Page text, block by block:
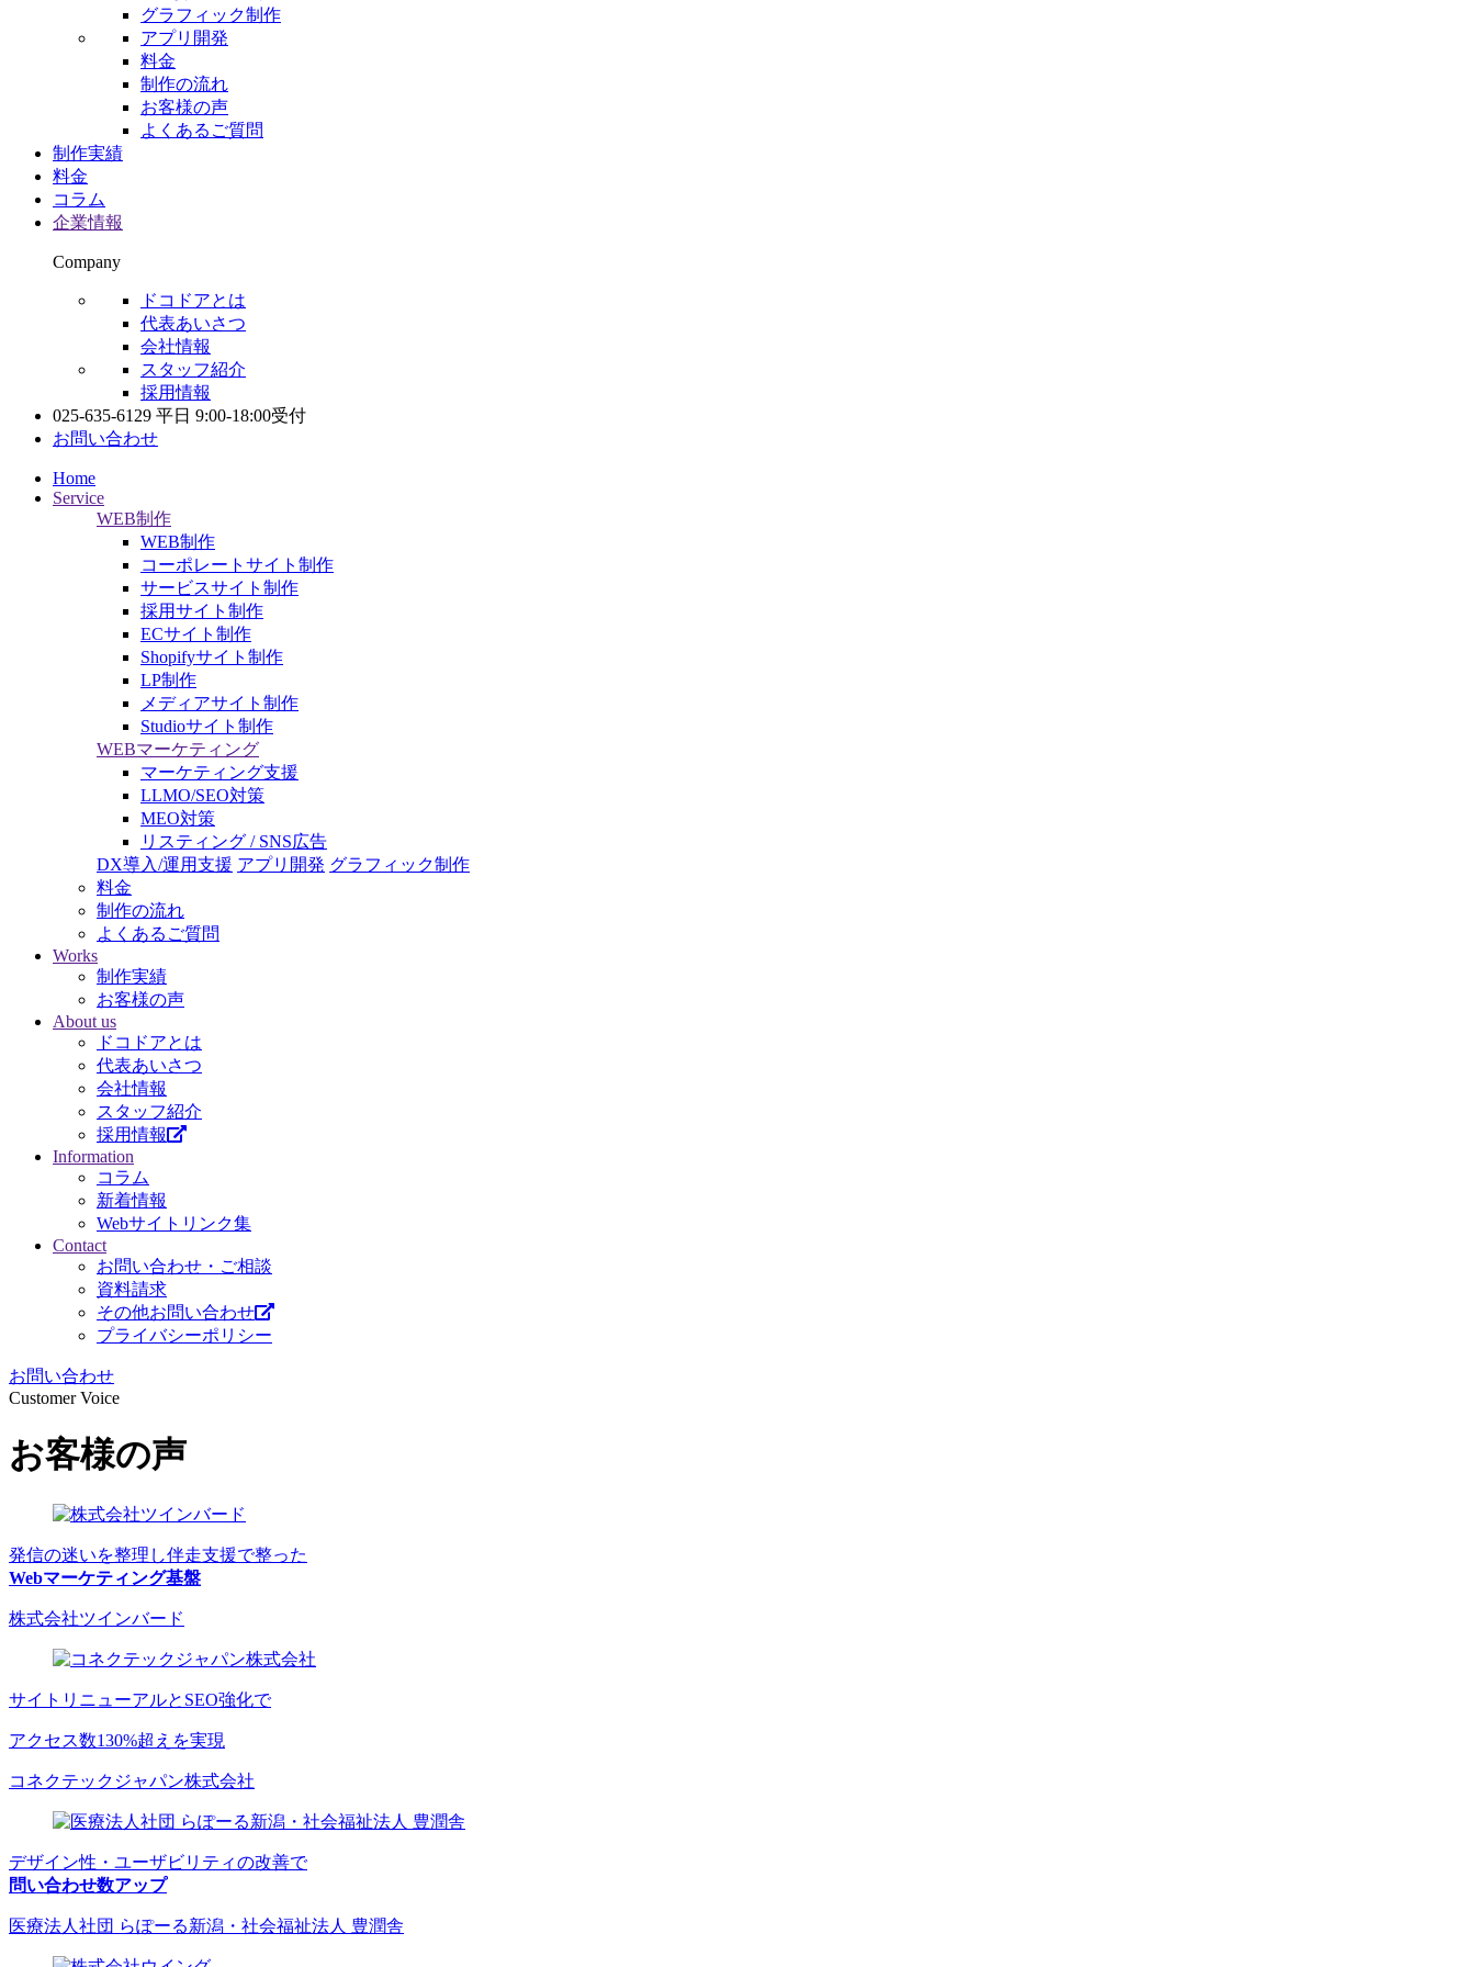
グラフィック制作
アプリ開発
料金
制作の流れ
お客様の声
よくあるご質問
制作実績
料金
コラム
企業情報
Company
ドコドアとは
代表あいさつ
会社情報
スタッフ紹介
採用情報
025-635-6129 平日 9:00-18:00受付
お問い合わせ
Home
Service
WEB制作
WEB制作
コーポレートサイト制作
サービスサイト制作
採用サイト制作
ECサイト制作
Shopifyサイト制作
LP制作
メディアサイト制作
Studioサイト制作
WEBマーケティング
マーケティング支援
LLMO/SEO対策
MEO対策
リスティング / SNS広告
DX導入/運用支援 アプリ開発 グラフィック制作
料金
制作の流れ
よくあるご質問
Works
制作実績
お客様の声
About us
ドコドアとは
代表あいさつ
会社情報
スタッフ紹介
採用情報
Information
コラム
新着情報
Webサイトリンク集
Contact
お問い合わせ・ご相談
資料請求
その他お問い合わせ
プライバシーポリシー
お問い合わせ
Customer Voice
お客様の声
発信の迷いを整理し伴走支援で整った
Webマーケティング基盤
株式会社ツインバード
サイトリニューアルとSEO強化で
アクセス数130%超えを実現
コネクテックジャパン株式会社
デザイン性・ユーザビリティの改善で
問い合わせ数アップ
医療法人社団 らぽーる新潟・社会福祉法人 豊潤舎